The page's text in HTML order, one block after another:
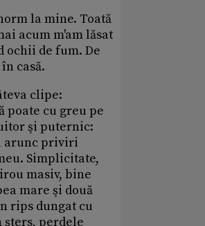
la mine. Toată
acum m'am lăsat
ochii de fum. De
casă.
clipe:
cu greu pe
şi puternic:
arunc priviri
Simplicitate,
masiv, bine
mare şi două
rips dungat cu
şters, perdele